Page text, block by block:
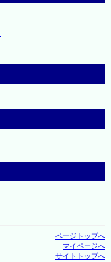
ページトップへ
マイページへ
サイトトップへ